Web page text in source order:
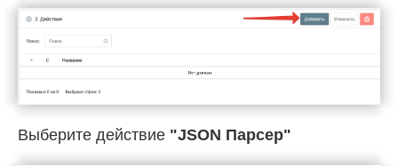
Выберите действие "JSON Парсер"